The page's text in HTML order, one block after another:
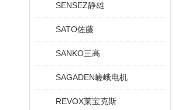
SENSEZ静雄
SATO佐藤
SANKO三高
SAGADEN嵯峨电机
REVOX莱宝克斯